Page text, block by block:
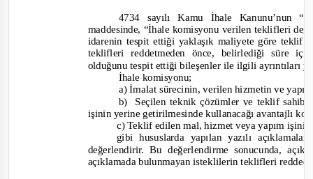
4734 sayılı Kamu İhale Kanunu’nun
maddesinde, “İhale komisyonu verilen teklifleri
idarenin tespit ettiği yaklaşık maliyete göre teklif
teklifleri reddetmeden önce, belirlediği süre
olduğunu tespit ettiği bileşenler ile ilgili ayrıntıları
İhale komisyonu;
a) İmalat sürecinin, verilen hizmetin ve
b) Seçilen teknik çözümler ve teklif
işinin yerine getirilmesinde kullanacağı avantajlı
c) Teklif edilen mal, hizmet veya yapım
gibi hususlarda yapılan yazılı
değerlendirir. Bu değerlendirme sonucunda,
açıklamada bulunmayan isteklilerin teklifleri